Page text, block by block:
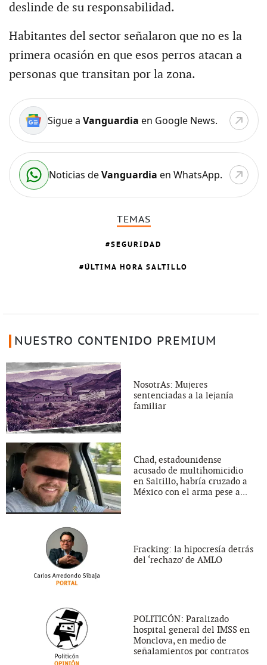
deslinde de su responsabilidad.
Habitantes del sector señalaron que no es la
primera ocasión en que esos perros atacan a
personas que transitan por la zona.
Sigue a Vanguardia en Google News.
Noticias deVanguardia en WhatsApp.
TEMAS
SEGURIDAD
ÚLTIMA HORA SALTILLO
NUESTRO CONTENIDO PREMIUM
NosotrAs: Mujeres
sentenciadas a la lejanía
familiar
Chad, estadounidense
acusado de multihomicidio
en Saltillo, habría cruzado a
México con el arma pese a...
Fracking: la hipocresía detrás
del ‘rechazo’ de AMLO
POLITICÓN: Paralizado
hospital general del IMSS en
Monclova, en medio de
señalamientos por contratos